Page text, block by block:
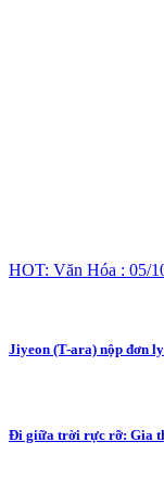
HOT: Văn Hóa : 05/
Jiyeon (T-ara) nộp đơn
Đi giữa trời rực rỡ: Gia